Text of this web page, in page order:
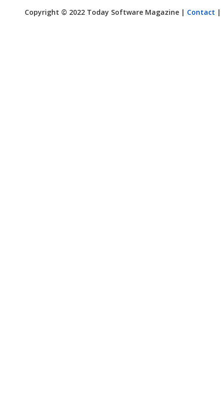
Copyright © 2022 Today Software Magazine | Contact